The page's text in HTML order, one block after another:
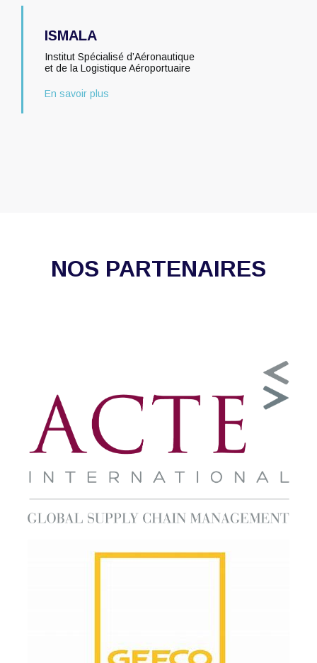
ISMALA
Institut Spécialisé d’Aéronautique
et de la Logistique Aéroportuaire
En savoir plus
NOS PARTENAIRES